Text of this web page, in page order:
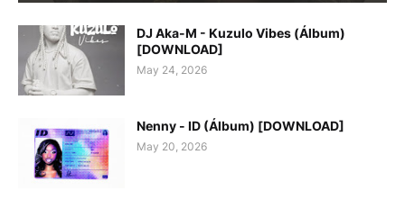
DJ Aka-M - Kuzulo Vibes (Álbum)
[DOWNLOAD]
May 24, 2026
Nenny - ID (Álbum) [DOWNLOAD]
May 20, 2026